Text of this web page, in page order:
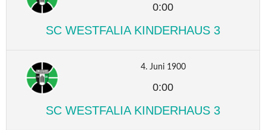
0:00
SC WESTFALIA KINDERHAUS 3
4. Juni 1900
0:00
SC WESTFALIA KINDERHAUS 3